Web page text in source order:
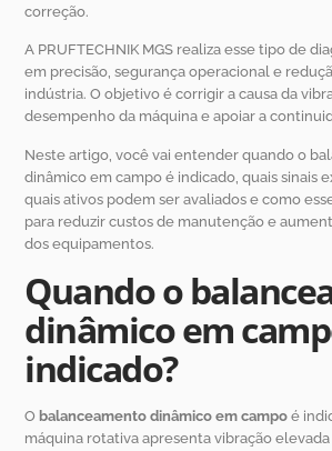
correção.
A PRUFTECHNIK MGS realiza esse tipo de
em precisão, segurança operacional e
indústria. O objetivo é corrigir a causa da
desempenho da máquina e apoiar a
Neste artigo, você vai entender quando o
dinâmico em campo é indicado, quais sinais
quais ativos podem ser avaliados e como
para reduzir custos de manutenção e
dos equipamentos.
Quando o
dinâmico em
indicado?
O balanceamento dinâmico em campo é
máquina rotativa apresenta vibração elevada